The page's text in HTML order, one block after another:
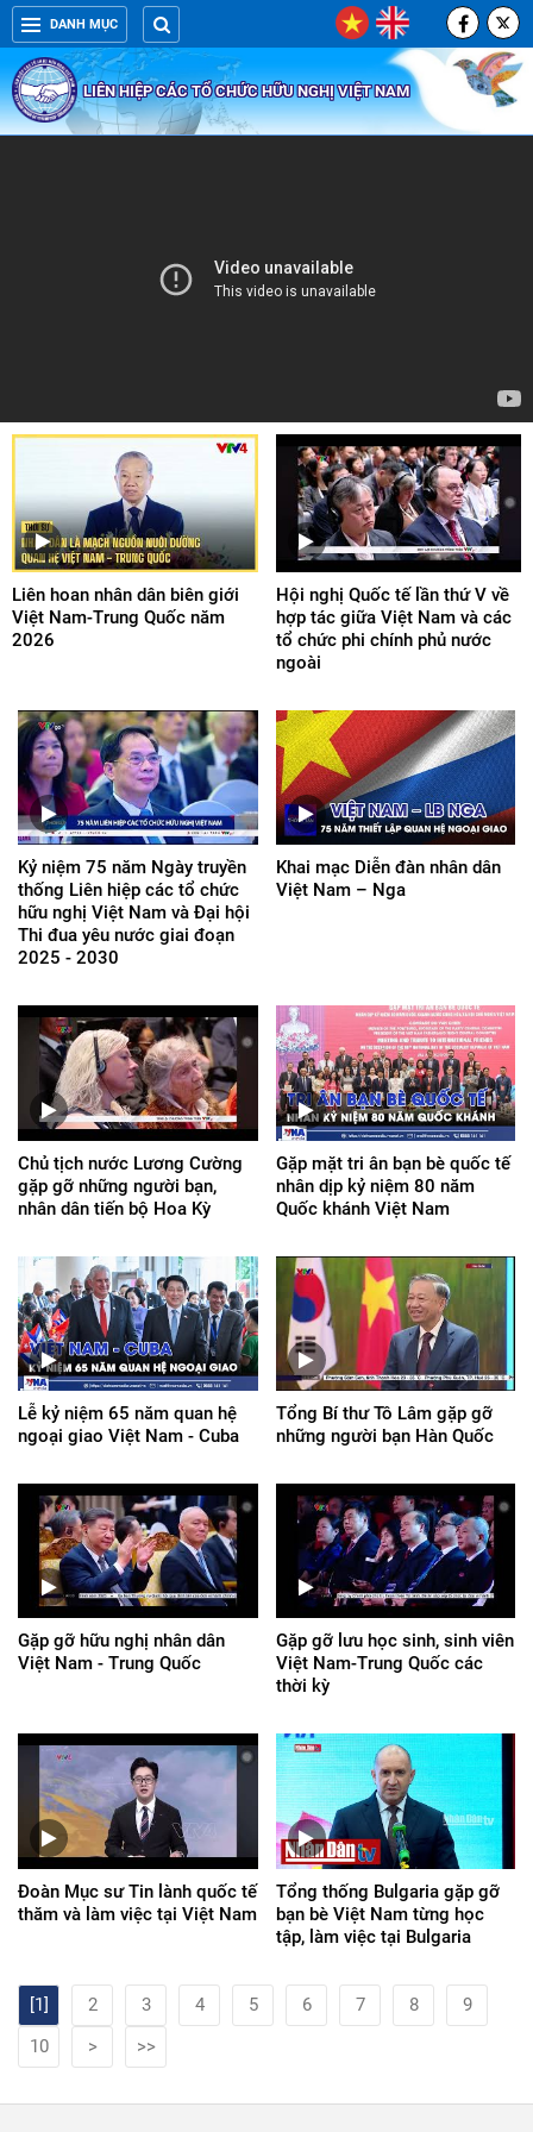
DANH MỤC
LIÊN HIỆP CÁC TỔ CHỨC HỮU NGHỊ VIỆT NAM
Liên hoan nhân dân biên giới
Việt Nam-Trung Quốc năm
2026
Hội nghị Quốc tế lần thứ V về
hợp tác giữa Việt Nam và các
tổ chức phi chính phủ nước
ngoài
Kỷ niệm 75 năm Ngày truyền
thống Liên hiệp các tổ chức
hữu nghị Việt Nam và Đại hội
Thi đua yêu nước giai đoạn
2025 - 2030
Khai mạc Diễn đàn nhân dân
Việt Nam – Nga
Chủ tịch nước Lương Cường
gặp gỡ những người bạn,
nhân dân tiến bộ Hoa Kỳ
Gặp mặt tri ân bạn bè quốc tế
nhân dịp kỷ niệm 80 năm
Quốc khánh Việt Nam
Lễ kỷ niệm 65 năm quan hệ
ngoại giao Việt Nam - Cuba
Tổng Bí thư Tô Lâm gặp gỡ
những người bạn Hàn Quốc
Gặp gỡ hữu nghị nhân dân
Việt Nam - Trung Quốc
Gặp gỡ lưu học sinh, sinh viên
Việt Nam-Trung Quốc các
thời kỳ
Đoàn Mục sư Tin lành quốc tế
thăm và làm việc tại Việt Nam
Tổng thống Bulgaria gặp gỡ
bạn bè Việt Nam từng học
tập, làm việc tại Bulgaria
[1] 2 3 4 5 6 7 8
9
10
> >>